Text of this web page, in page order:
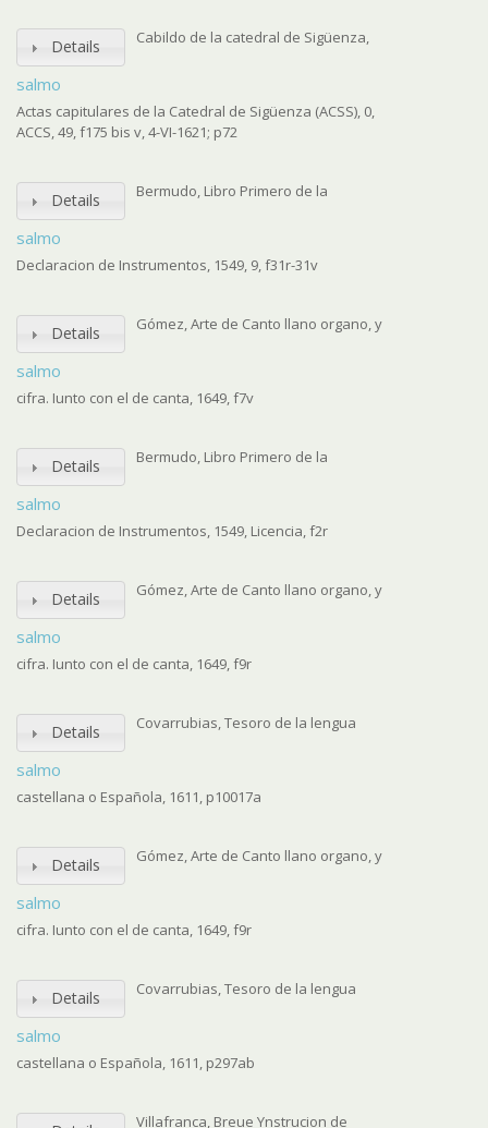
Details
salmo
Cabildo de la catedral de Sigüenza,
Actas capitulares de la Catedral de Sigüenza (ACSS), 0,
ACCS, 49, f175 bis v, 4-VI-1621; p72
Details
salmo
Bermudo, Libro Primero de la
Declaracion de Instrumentos, 1549, 9, f31r-31v
Details
salmo
Gómez, Arte de Canto llano organo, y
cifra. Iunto con el de canta, 1649, f7v
Details
salmo
Bermudo, Libro Primero de la
Declaracion de Instrumentos, 1549, Licencia, f2r
Details
salmo
Gómez, Arte de Canto llano organo, y
cifra. Iunto con el de canta, 1649, f9r
Details
salmo
Covarrubias, Tesoro de la lengua
castellana o Española, 1611, p10017a
Details
salmo
Gómez, Arte de Canto llano organo, y
cifra. Iunto con el de canta, 1649, f9r
Details
salmo
Covarrubias, Tesoro de la lengua
castellana o Española, 1611, p297ab
Villafranca, Breue Ynstrucion de